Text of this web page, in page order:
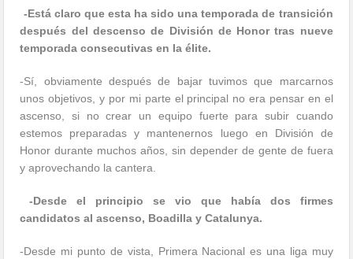
-Está claro que esta ha sido una temporada de transición
después del descenso de División de Honor tras nueve
temporada consecutivas en la élite.
-Sí, obviamente después de bajar tuvimos que marcarnos
unos objetivos, y por mi parte el principal no era pensar en el
ascenso, si no crear un equipo fuerte para subir cuando
estemos preparadas y mantenernos luego en División de
Honor durante muchos años, sin depender de gente de fuera
y aprovechando la cantera.
-Desde el principio se vio que había dos firmes
candidatos al ascenso, Boadilla y Catalunya.
-Desde mi punto de vista, Primera Nacional es una liga muy